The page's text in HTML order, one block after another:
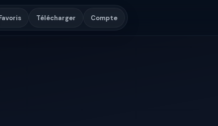
Télécharger Compte